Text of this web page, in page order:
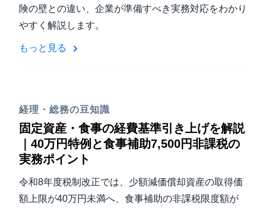
険の壁との違い、企業が準備すべき実務対応をわかり
やすく解説します。
もっと見る
経理・総務の豆知識
固定資産・食事の経費基準引き上げを解説
｜40万円特例と食事補助7,500円非課税の
実務ポイント
令和8年度税制改正では、少額減価償却資産の取得価
額上限が40万円未満へ、食事補助の非課税限度額が